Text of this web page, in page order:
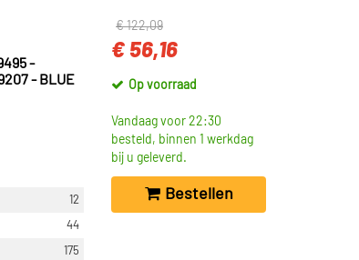
-
- BLUE
12
44
175
€ 122,09
€ 56,16
Op voorraad
Vandaag voor 22:30
besteld, binnen 1 werkdag
bij u geleverd.
Bestellen